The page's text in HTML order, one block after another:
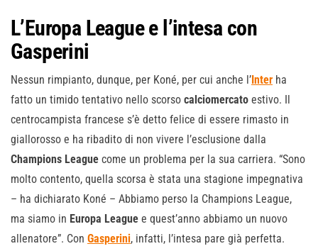
L’Europa League e l’intesa con
Gasperini
Nessun rimpianto, dunque, per Koné, per cui anche l’Inter ha
fatto un timido tentativo nello scorso calciomercato estivo. Il
centrocampista francese s’è detto felice di essere rimasto in
giallorosso e ha ribadito di non vivere l’esclusione dalla
Champions League come un problema per la sua carriera. “Sono
molto contento, quella scorsa è stata una stagione impegnativa
– ha dichiarato Koné – Abbiamo perso la Champions League,
ma siamo in Europa League e quest’anno abbiamo un nuovo
allenatore”. Con Gasperini, infatti, l’intesa pare già perfetta.